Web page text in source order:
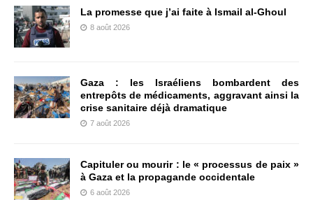
La promesse que j’ai faite à Ismail al-Ghoul
8 août 2026
Gaza : les Israéliens bombardent des
entrepôts de médicaments, aggravant ainsi la
crise sanitaire déjà dramatique
7 août 2026
Capituler ou mourir : le « processus de paix »
à Gaza et la propagande occidentale
6 août 2026